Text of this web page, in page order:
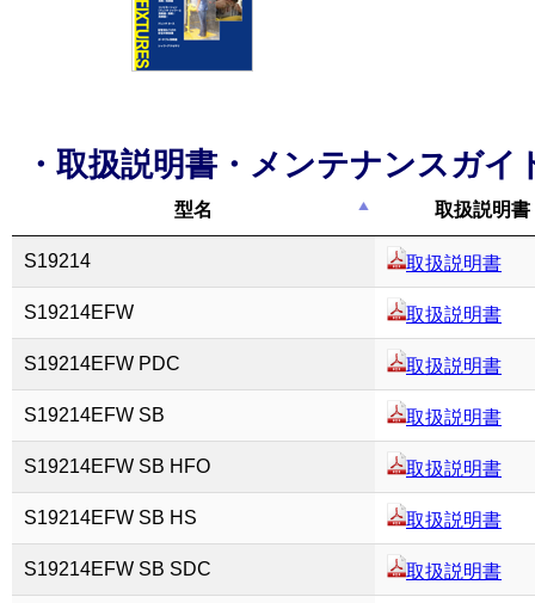
・取扱説明書・メンテナンスガイ
型名 取扱説明書
S19214 取扱説明書
S19214EFW 取扱説明書
S19214EFW PDC 取扱説明書
S19214EFW SB 取扱説明書
S19214EFW SB HFO 取扱説明書
S19214EFW SB HS 取扱説明書
S19214EFW SB SDC 取扱説明書